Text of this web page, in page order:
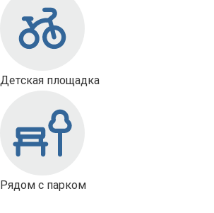
Детская площадка
Рядом с парком